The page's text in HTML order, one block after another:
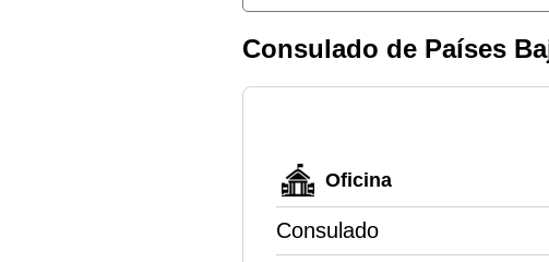
Consulado de Países
Oficina
Consulado